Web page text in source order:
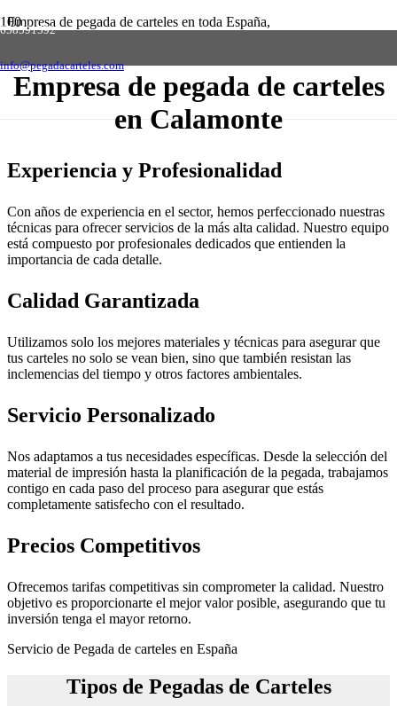
658591592
info@pegadacarteles.com
Empresa de pegada de carteles en toda España,
solicite presupuesto sin compromiso
Empresa de pegada de carteles
en Calamonte
Experiencia y Profesionalidad
Con años de experiencia en el sector, hemos perfeccionado nuestras
técnicas para ofrecer servicios de la más alta calidad. Nuestro equipo
está compuesto por profesionales dedicados que entienden la
importancia de cada detalle.
Calidad Garantizada
Utilizamos solo los mejores materiales y técnicas para asegurar que
tus carteles no solo se vean bien, sino que también resistan las
inclemencias del tiempo y otros factores ambientales.
Servicio Personalizado
Nos adaptamos a tus necesidades específicas. Desde la selección del
material de impresión hasta la planificación de la pegada, trabajamos
contigo en cada paso del proceso para asegurar que estás
completamente satisfecho con el resultado.
Precios Competitivos
Ofrecemos tarifas competitivas sin comprometer la calidad. Nuestro
objetivo es proporcionarte el mejor valor posible, asegurando que tu
inversión tenga el mayor retorno.
Servicio de Pegada de carteles en España
Tipos de Pegadas de Carteles